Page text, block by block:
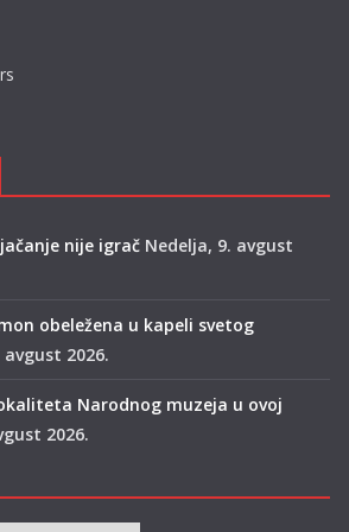
nije igrač Nedelja, 9. avgust
obeležena u kapeli svetog
2026.
Narodnog muzeja u ovoj
2026.